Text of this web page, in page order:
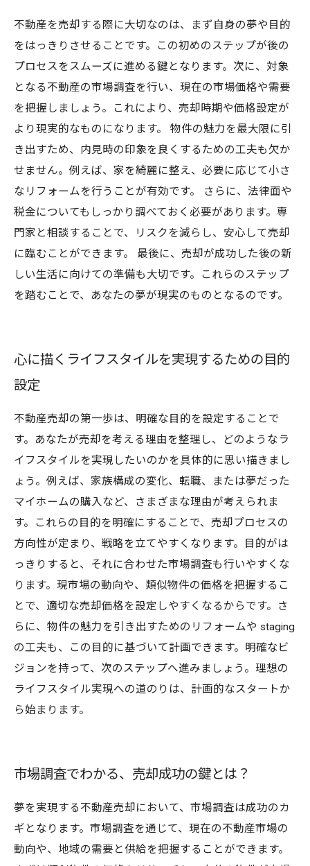
新しい生活への準備を整え、夢を実現するため
不動産を売却する際に大切なのは、まず自身の夢や目的
をはっきりさせることです。この初めのステップが後の
プロセスをスムーズに進める鍵となります。次に、対象
となる不動産の市場調査を行い、現在の市場価格や需要
を把握しましょう。これにより、売却時期や価格設定が
より現実的なものになります。 物件の魅力を最大限に引
き出すため、内見時の印象を良くするための工夫も欠か
せません。例えば、家を綺麗に整え、必要に応じて小さ
なリフォームを行うことが有効です。 さらに、法律面や
税金についてもしっかり調べておく必要があります。専
門家と相談することで、リスクを減らし、安心して売却
に臨むことができます。 最後に、売却が成功した後の新
しい生活に向けての準備も大切です。これらのステップ
を踏むことで、あなたの夢が現実のものとなるのです。
心に描くライフスタイルを実現するための目的
設定
不動産売却の第一歩は、明確な目的を設定することで
す。あなたが売却を考える理由を整理し、どのようなラ
イフスタイルを実現したいのかを具体的に思い描きまし
ょう。例えば、家族構成の変化、転職、または夢だった
マイホームの購入など、さまざまな理由が考えられま
す。これらの目的を明確にすることで、売却プロセスの
方向性が定まり、戦略を立てやすくなります。目的がは
っきりすると、それに合わせた市場調査も行いやすくな
ります。現市場の動向や、類似物件の価格を把握するこ
とで、適切な売却価格を設定しやすくなるからです。さ
らに、物件の魅力を引き出すためのリフォームや staging
の工夫も、この目的に基づいて計画できます。明確なビ
ジョンを持って、次のステップへ進みましょう。理想の
ライフスタイル実現への道のりは、計画的なスタートか
ら始まります。
市場調査でわかる、売却成功の鍵とは？
夢を実現する不動産売却において、市場調査は成功のカ
ギとなります。市場調査を通じて、現在の不動産市場の
動向や、地域の需要と供給を把握することができます。